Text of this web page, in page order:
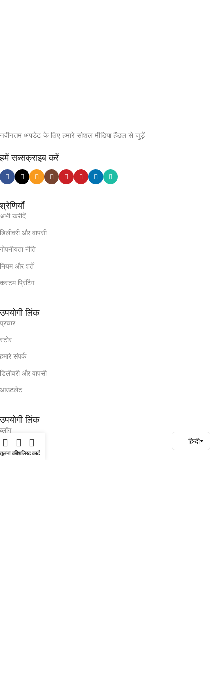
नवीनतम अपडेट के लिए हमारे सोशल मीडिया हैंडल से जुड़ें
हमें सब्सक्राइब करें
श्रेणियाँ
अभी खरीदें
डिलीवरी और वापसी
गोपनीयता नीति
नियम और शर्तें
कस्टम प्रिंटिंग
उपयोगी लिंक
प्रचार
स्टोर
हमारे संपर्क
डिलीवरी और वापसी
आउटलेट
उपयोगी लिंक
ब्लॉग
हमारे संपर्क
तुलना करेंविशलिस्टकार्ट